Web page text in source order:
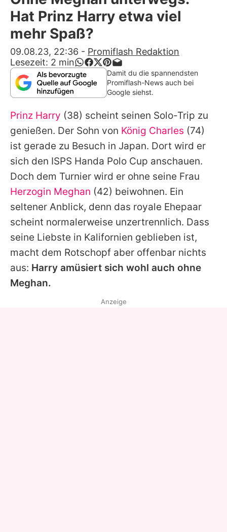
Alle Themen auf Promiflash
Jobs
App runterladen
Team
Redaktionelle Richtlinien
Impressum
Datenschutzerklärung
Nutzungsbedingungen
Utiq verwalten
Hat Prinz Harry etwa viel
mehr Spaß?
09.08.23, 22:36 - Promiflash Redaktion
Lesezeit: 2 min
Damit du die spannendsten
Promiflash-News auch bei
Google siehst.
Prinz Harry (38) scheint seinen Solo-Trip zu
genießen. Der Sohn von König Charles (74)
ist gerade zu Besuch in Japan. Dort wird er
sich den ISPS Handa Polo Cup anschauen.
Doch dem Turnier wird er ohne seine Frau
Herzogin Meghan (42) beiwohnen. Ein
seltener Anblick, denn das royale Ehepaar
scheint normalerweise unzertrennlich. Dass
seine Liebste in Kalifornien geblieben ist,
macht dem Rotschopf aber offenbar nichts
aus: Harry amüsiert sich wohl auch ohne
Meghan.
Anzeige